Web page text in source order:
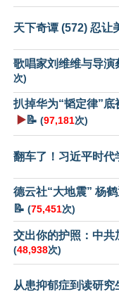
天下奇谭 (572) 忍让
歌唱家刘维维与导演
次)
扒掉华为“韬定律”底
▶️📝 (97,181次)
翻车了！习近平时代
德云社“大地震” 杨
📝 (75,451次)
交出你的护照：中共
(48,938次)
从患抑郁症到读研